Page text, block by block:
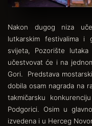
Nakon dugog niza
lutkarskim festivalima i
svijeta, Pozorište
učestvovat će i na
Gori. Predstava
dobila osam nagrada na
takmičarsku
Podgorici. Osim u
izvedena i u Herceg